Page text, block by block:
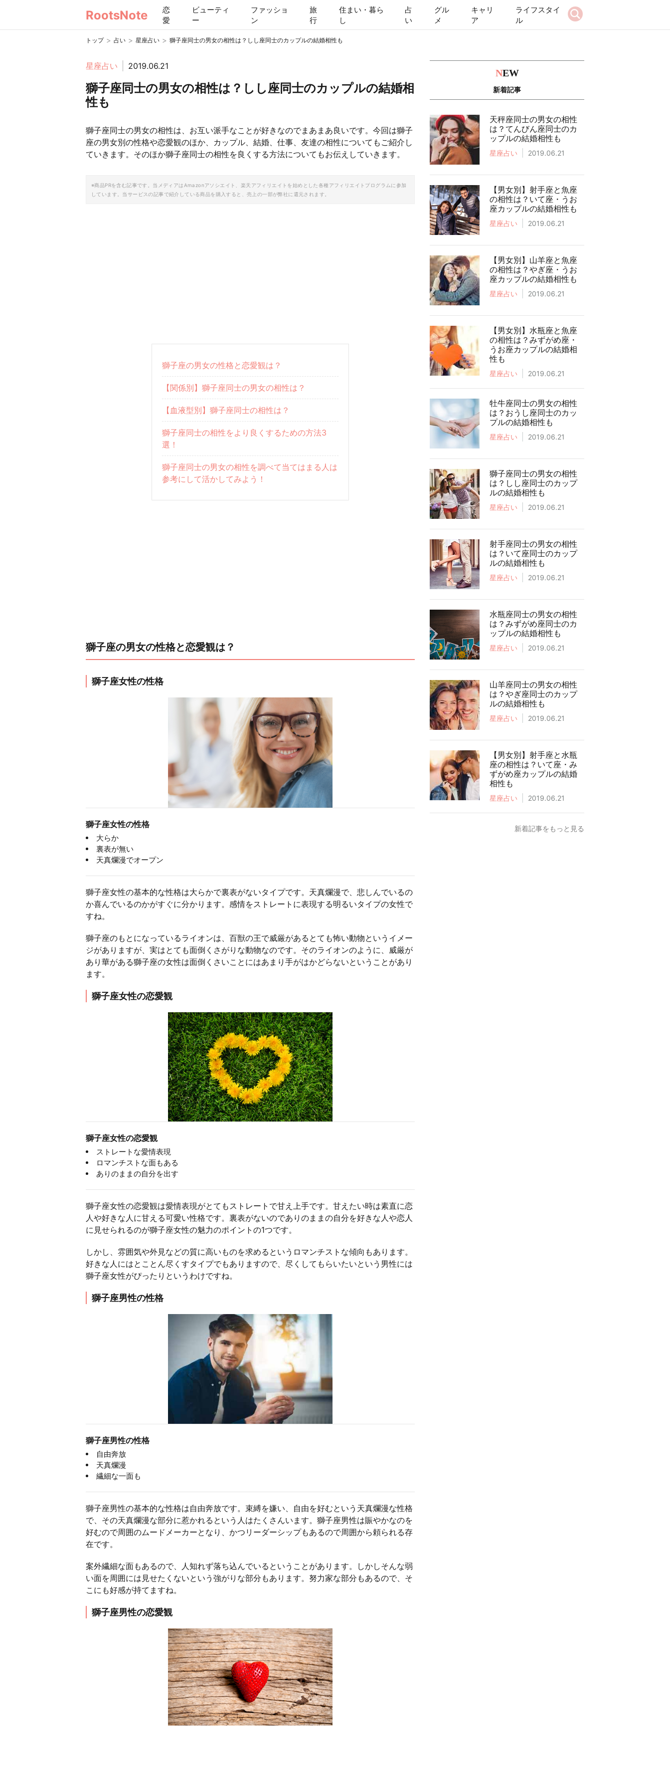
RootsNote
恋
愛
ビューティ
ー
ファッショ
ン
旅
行
住まい・暮ら
し
占
い
グル
メ
キャリ
ア
ライフスタイ
ル
トップ > 占い > 星座占い > 獅子座同士の男女の相性は？しし座同士のカップルの結婚相性も
星座占い 2019.06.21
獅子座同士の男女の相性は？しし座同士のカップルの結婚相
性も
獅子座同士の男女の相性は、お互い派手なことが好きなのでまあまあ良いです。今回は獅子
座の男女別の性格や恋愛観のほか、カップル、結婚、仕事、友達の相性についてもご紹介し
ていきます。そのほか獅子座同士の相性を良くする方法についてもお伝えしていきます。
※商品PRを含む記事です。当メディアはAmazonアソシエイト、楽天アフィリエイトを始めとした各種アフィリエイトプログラムに参加
しています。当サービスの記事で紹介している商品を購入すると、売上の一部が弊社に還元されます。
獅子座の男女の性格と恋愛観は？
【関係別】獅子座同士の男女の相性は？
【血液型別】獅子座同士の相性は？
獅子座同士の相性をより良くするための方法3
選！
獅子座同士の男女の相性を調べて当てはまる人は
参考にして活かしてみよう！
獅子座の男女の性格と恋愛観は？
獅子座女性の性格
獅子座女性の性格
大らか
裏表が無い
天真爛漫でオープン
獅子座女性の基本的な性格は大らかで裏表がないタイプです。天真爛漫で、悲しんでいるの
か喜んでいるのかがすぐに分かります。感情をストレートに表現する明るいタイプの女性で
すね。
獅子座のもとになっているライオンは、百獣の王で威厳があるとても怖い動物というイメー
ジがありますが、実はとても面倒くさがりな動物なのです。そのライオンのように、威厳が
あり華がある獅子座の女性は面倒くさいことにはあまり手がはかどらないということがあり
ます。
獅子座女性の恋愛観
獅子座女性の恋愛観
ストレートな愛情表現
ロマンチストな面もある
ありのままの自分を出す
獅子座女性の恋愛観は愛情表現がとてもストレートで甘え上手です。甘えたい時は素直に恋
人や好きな人に甘える可愛い性格です。裏表がないのでありのままの自分を好きな人や恋人
に見せられるのが獅子座女性の魅力のポイントの1つです。
しかし、雰囲気や外見などの質に高いものを求めるというロマンチストな傾向もあります。
好きな人にはとことん尽くすタイプでもありますので、尽くしてもらいたいという男性には
獅子座女性がぴったりというわけですね。
獅子座男性の性格
獅子座男性の性格
自由奔放
天真爛漫
繊細な一面も
獅子座男性の基本的な性格は自由奔放です。束縛を嫌い、自由を好むという天真爛漫な性格
で、その天真爛漫な部分に惹かれるという人はたくさんいます。獅子座男性は賑やかなのを
好むので周囲のムードメーカーとなり、かつリーダーシップもあるので周囲から頼られる存
在です。
案外繊細な面もあるので、人知れず落ち込んでいるということがあります。しかしそんな弱
い面を周囲には見せたくないという強がりな部分もあります。努力家な部分もあるので、そ
こにも好感が持てますね。
獅子座男性の恋愛観
NEW
新着記事
天秤座同士の男女の相性
は？てんびん座同士のカ
ップルの結婚相性も
星座占い 2019.06.21
【男女別】射手座と魚座
の相性は？いて座・うお
座カップルの結婚相性も
星座占い 2019.06.21
【男女別】山羊座と魚座
の相性は？やぎ座・うお
座カップルの結婚相性も
星座占い 2019.06.21
【男女別】水瓶座と魚座
の相性は？みずがめ座・
うお座カップルの結婚相
性も
星座占い 2019.06.21
牡牛座同士の男女の相性
は？おうし座同士のカッ
プルの結婚相性も
星座占い 2019.06.21
獅子座同士の男女の相性
は？しし座同士のカップ
ルの結婚相性も
星座占い 2019.06.21
射手座同士の男女の相性
は？いて座同士のカップ
ルの結婚相性も
星座占い 2019.06.21
水瓶座同士の男女の相性
は？みずがめ座同士のカ
ップルの結婚相性も
星座占い 2019.06.21
山羊座同士の男女の相性
は？やぎ座同士のカップ
ルの結婚相性も
星座占い 2019.06.21
【男女別】射手座と水瓶
座の相性は？いて座・み
ずがめ座カップルの結婚
相性も
星座占い 2019.06.21
新着記事をもっと見る